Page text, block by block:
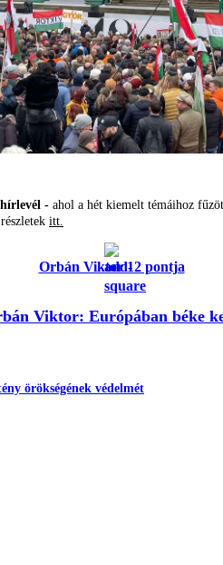
- ahol a hét kiemelt témáihoz
itt.
Orbán Viktor 12 pontja
Viktor: Európában béke
örökségének védelmét